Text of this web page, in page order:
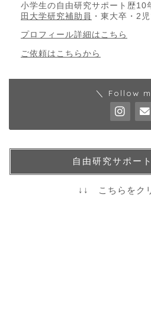
小学生の自由研究サポート歴10
田大学研究補助員 ・東大卒・2
プロフィール詳細はこちら
ご依頼はこちらから
＼ Follow
自由研究サポー
↓↓ こちらをク